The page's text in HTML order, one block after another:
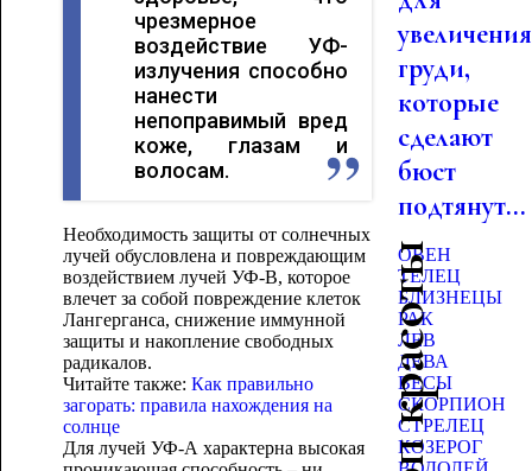
чрезмерное
воздействие УФ-
излучения способно
нанести
непоправимый вред
коже, глазам и
волосам.
Необходимость защиты от солнечных
лучей обусловлена и повреждающим
воздействием лучей УФ-В, которое
влечет за собой повреждение клеток
Лангерганса, снижение иммунной
защиты и накопление свободных
радикалов.
Читайте также: Как правильно
загорать: правила нахождения на
солнце
Для лучей УФ-А характерна высокая
увеличения
груди,
которые
сделают
бюст
подтянут...
ОВЕН
ТЕЛЕЦ
БЛИЗНЕЦЫ
РАК
ЛЕВ
ДЕВА
ВЕСЫ
СКОРПИОН
СТРЕЛЕЦ
КОЗЕРОГ